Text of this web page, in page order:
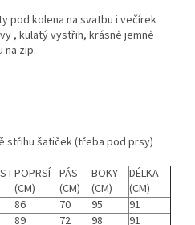
pod kolena na svatbu i večírek
, kulatý vystřih, krásné jemné
na zip.
střihu šatiček (třeba pod prsy)
POPRSÍ
(CM)
PÁS
(CM)
BOKY
(CM)
DÉLKA
(CM)
86 70 95
91
89 72 98
91